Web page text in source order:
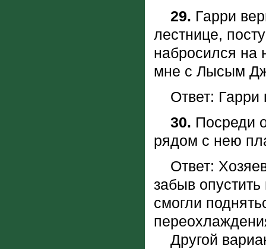
29. Гарри
лестнице,
набросился на
мне с Лысым
Ответ: Гарри
30. Посреди
рядом с нею
Ответ:
забыв
смогли
Другой